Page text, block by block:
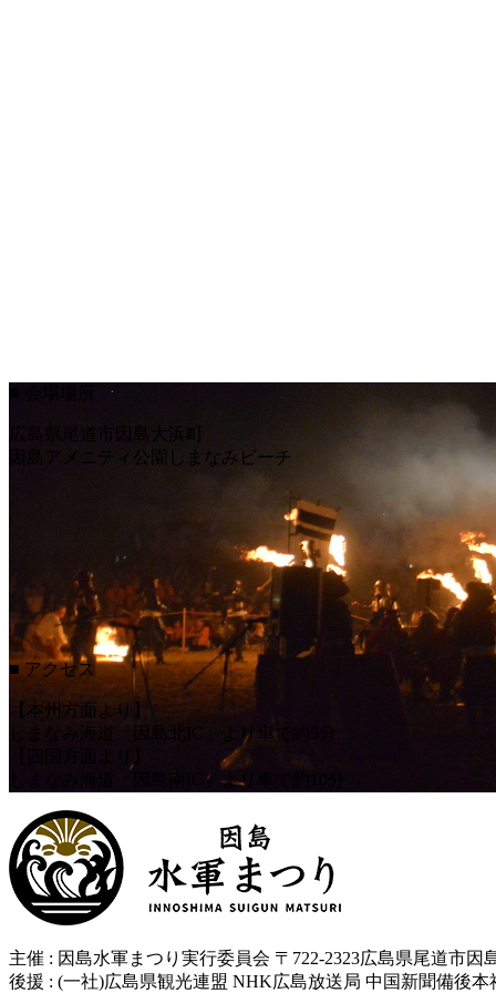
■ 会場場所
広島県尾道市因島大浜町
因島アメニティ公園しまなみビーチ
■ アクセス
【本州方面より】
しまなみ海道「因島北IC」より車で約5分
しまなみ海道「因島南IC」より車で約10分
主催 : 因島水軍まつり実行委員会 〒722-2323広島県尾道市因
後援 : (一社)広島県観光連盟 NHK広島放送局 中国新聞備後